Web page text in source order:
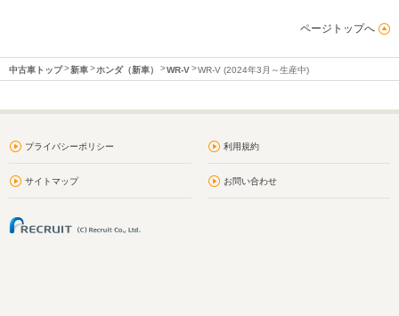
ページトップへ
中古車トップ 新車 ホンダ（新車） WR-V WR-V (2024年3月～生産中)
プライバシーポリシー 利用規約
サイトマップ お問い合わせ